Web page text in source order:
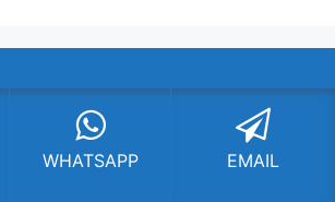
MILANO
di altissima qualità con
WHATSAPP EMAIL